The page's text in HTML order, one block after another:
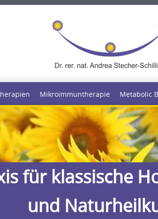
Mikroimmuntherapie Metabolic
für klassische
und